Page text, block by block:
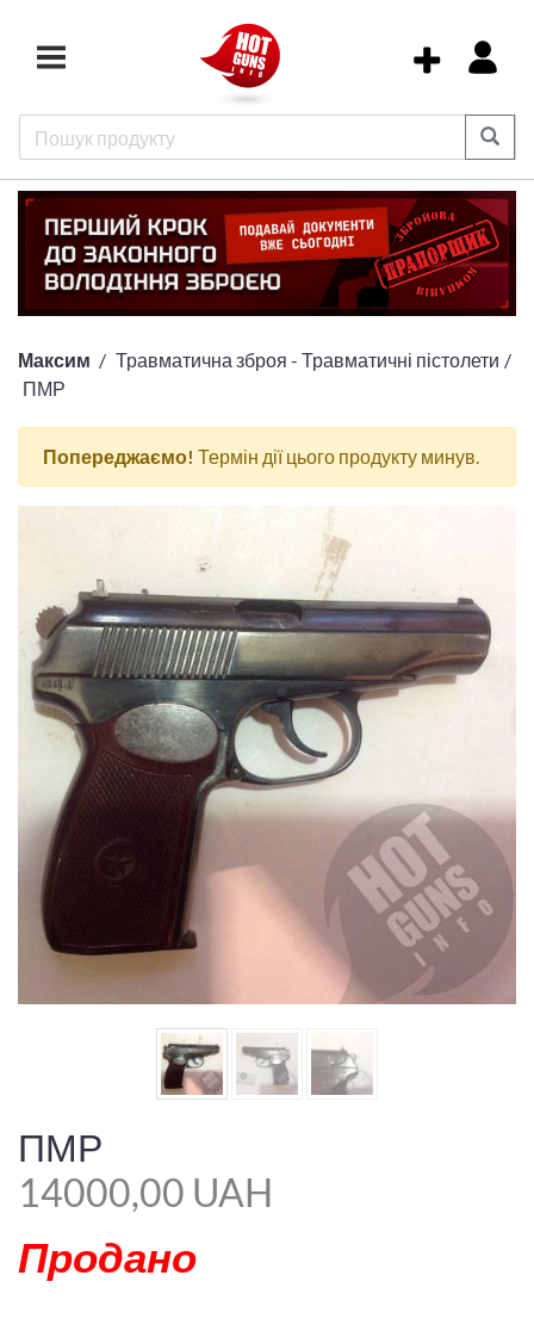
Максим
Травматична зброя - Травматичні пістолети
ПМР
Попереджаємо! Термін дії цього продукту минув.
ПМР
14000,00 UAH
Продано